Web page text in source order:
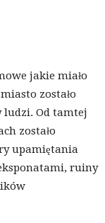
jakie miało
zostało
ludzi. Od tamtej
zostało
upamiętania
ruiny